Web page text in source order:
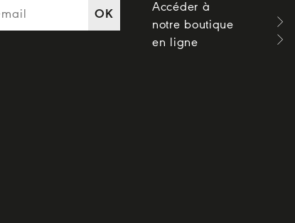
OK
Accéder à
notre boutique
en ligne